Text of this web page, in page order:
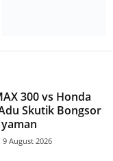
300 vs Honda
Skutik Bongsor
9 August 2026